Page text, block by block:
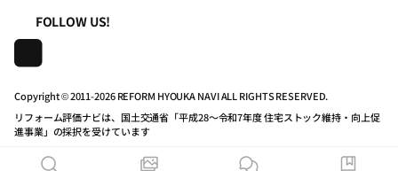
登録されたリフォーム事業者(以下、「登録事業者」)への
照会、見積依頼のサービスを利用することができます。
とするときは、当サイトの事業者ページの「問合せる」ボ
タンないし「見積を依頼する(最大5件)」ボタンをクリック
していただき、「お問合せ画面」ないし「見積依頼フォー
ム画面」に所定の必要な情報を入力する方法で行ってくだ
6.個人情報の処理を外部へ委託する場合は、漏洩や第三者へ
7.保有する個人情報について、本人より自己の情報の開示を
求められた場合には、当財団の問合せ窓口まで連絡いただ
また、開示の結果、誤った情報があり、訂正や削除が求め
地域の相談窓口のみなさまへ
リフォーム会社一覧
住宅関連機関リンク集
リフォーム評価ナビPRO
動画で学べるリフォームの基礎知識
マイページの活用
動作推奨環境について
公式バナーのダウンロード
株式会社日本建築住宅センター
FOLLOW US!
Copyright © 2011-2026 REFORM HYOUKA NAVI ALL RIGHTS RESERVED.
リフォーム評価ナビは、国土交通省「平成28～令和7年度 住宅ストック維持・向上促
進事業」の採択を受けています